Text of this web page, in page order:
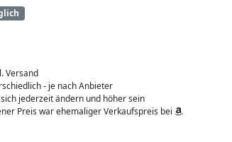
Versand
- je nach Anbieter
jederzeit ändern und höher sein
Preis war ehemaliger Verkaufspreis bei